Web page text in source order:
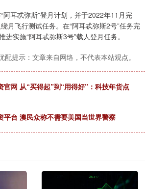
耳忒弥斯”登月计划，并于2022年11月完
月飞行测试任务。在“阿耳忒弥斯2号”任务完
进实施“阿耳忒弥斯3号”载人登月任务。
配提示：文章来自网络，不代表本站观点。
官网 从“买得起”到“用得好”：科技年货点
平台 澳民众称不需要美国当世界警察